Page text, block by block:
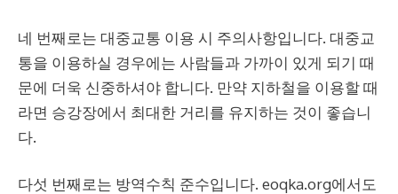
네 번째로는 대중교통 이용 시 주의사항입니다. 대중교
통을 이용하실 경우에는 사람들과 가까이 있게 되기 때
문에 더욱 신중하셔야 합니다. 만약 지하철을 이용할 때
라면 승강장에서 최대한 거리를 유지하는 것이 좋습니
다.
다섯 번째로는 방역수칙 준수입니다. eoqka.org에서도